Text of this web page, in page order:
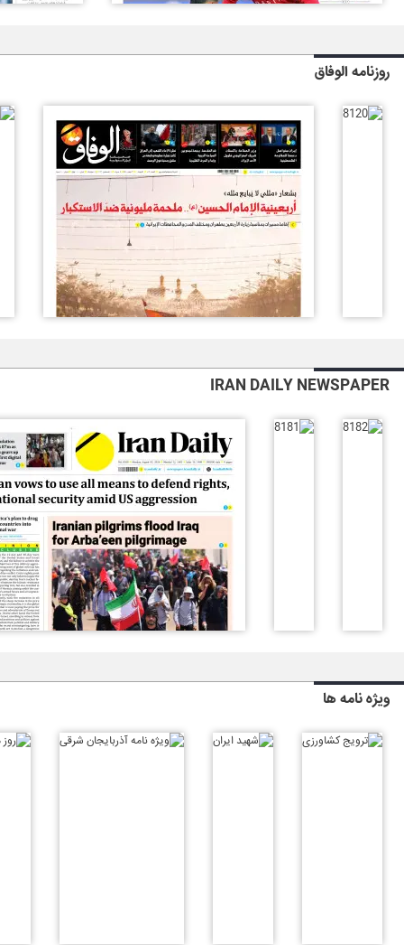
روزنامه الوفاق
IRAN DAILY NEWSPAPER
ویژه نامه ها